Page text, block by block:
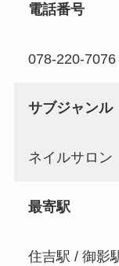
電話番号
078-220-7076
サブジャンル
ネイルサロン
最寄駅
住吉駅 / 御影